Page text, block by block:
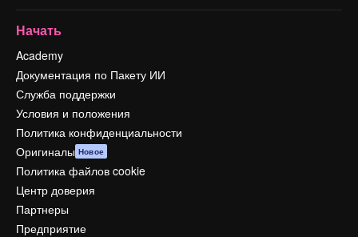
Начать
Academy
Документация по Пакету ИИ
Служба поддержки
Условия и положения
Политика конфиденциальности
Оригиналы Новое
Политика файлов cookie
Центр доверия
Партнеры
Предприятие